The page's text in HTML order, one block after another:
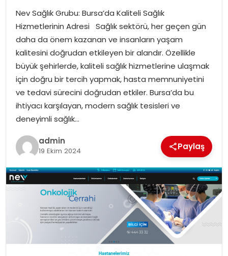
YAŞAM
MAGAZIN
SAĞLIK
SOSYAL HABER
Nev Sağlık Grubu: Bursa’da Kaliteli Sağlık
Hizmetlerinin Adresi Sağlık sektörü, her geçen gün
daha da önem kazanan ve insanların yaşam
kalitesini doğrudan etkileyen bir alandır. Özellikle
büyük şehirlerde, kaliteli sağlık hizmetlerine ulaşmak
için doğru bir tercih yapmak, hasta memnuniyetini
ve tedavi sürecini doğrudan etkiler. Bursa’da bu
ihtiyacı karşılayan, modern sağlık tesisleri ve
deneyimli sağlık…
admin
19 Ekim 2024 Paylaş